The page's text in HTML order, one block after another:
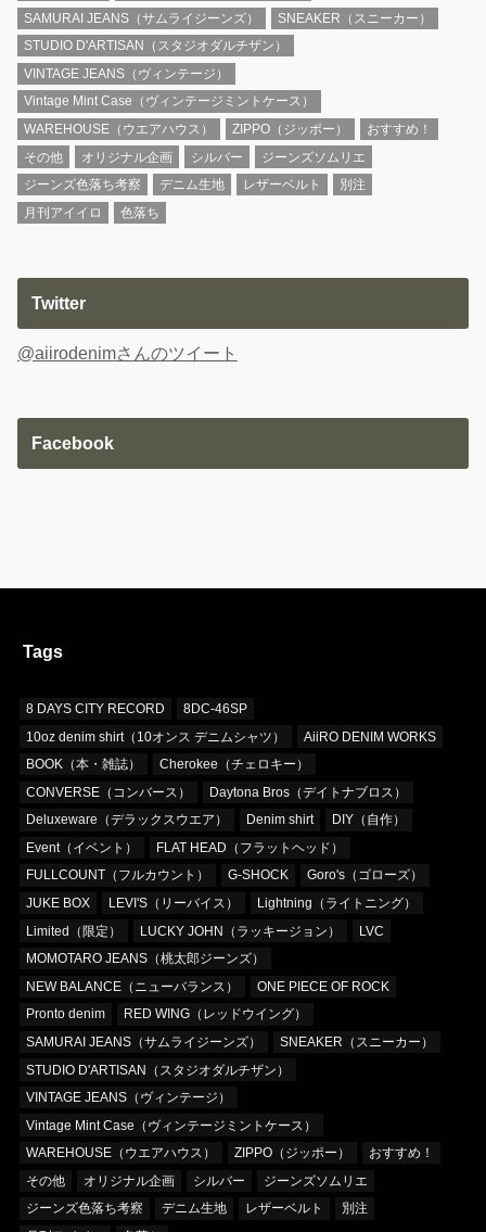
SAMURAI JEANS（サムライジーンズ）
SNEAKER（スニーカー）
STUDIO D'ARTISAN（スタジオダルチザン）
VINTAGE JEANS（ヴィンテージ）
Vintage Mint Case（ヴィンテージミントケース）
WAREHOUSE（ウエアハウス）
ZIPPO（ジッポー）
おすすめ！
その他
オリジナル企画 シルバー
ジーンズソムリエ
ジーンズ色落ち考察
デニム生地 レザーベルト
別注
月刊アイイロ
色落ち
Twitter
@aiirodenimさんのツイート
Facebook
Tags
8 DAYS CITY RECORD
8DC-46SP
10oz denim shirt（10オンス デニムシャツ）
AiiRO DENIM WORKS
BOOK（本・雑誌）
Cherokee（チェロキー）
CONVERSE（コンバース）
Daytona Bros（デイトナブロス）
Deluxeware（デラックスウエア）
Denim shirt
DIY（自作）
Event（イベント）
FLAT HEAD（フラットヘッド）
FULLCOUNT（フルカウント）
G-SHOCK
Goro's（ゴローズ）
JUKE BOX
LEVI'S（リーバイス）
Lightning（ライトニング）
Limited（限定）
LUCKY JOHN（ラッキージョン）
LVC
MOMOTARO JEANS（桃太郎ジーンズ）
NEW BALANCE（ニューバランス）
ONE PIECE OF ROCK
Pronto denim
RED WING（レッドウイング）
SAMURAI JEANS（サムライジーンズ）
SNEAKER（スニーカー）
STUDIO D'ARTISAN（スタジオダルチザン）
VINTAGE JEANS（ヴィンテージ）
Vintage Mint Case（ヴィンテージミントケース）
WAREHOUSE（ウエアハウス）
ZIPPO（ジッポー）
おすすめ！
その他
オリジナル企画 シルバー
ジーンズソムリエ
ジーンズ色落ち考察
デニム生地 レザーベルト
別注